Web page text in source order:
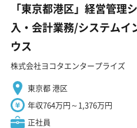
「東京都港区」経営管
入・会計業務/システムイ
ウス
株式会社ヨコタエンタープライズ
東京都 港区
年収764万円～1,376万円
正社員